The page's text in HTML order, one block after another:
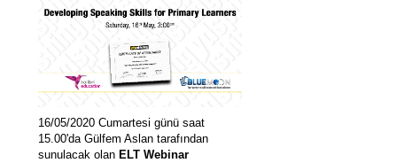
16/05/2020 Cumartesi günü saat
15.00'da Gülfem Aslan tarafından
sunulacak olan ELT Webinar